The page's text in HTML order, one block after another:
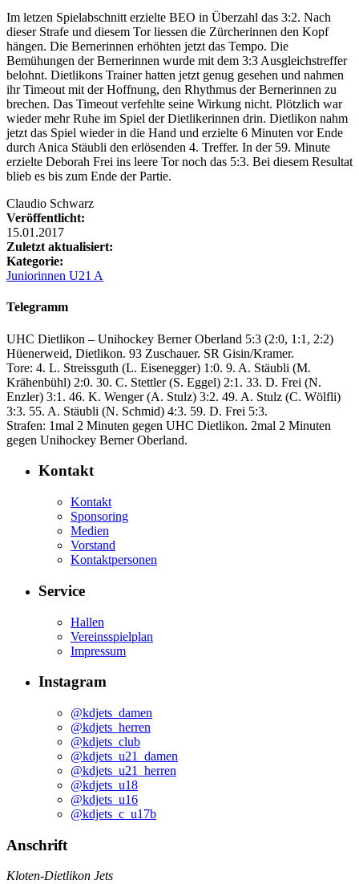
Im letzen Spielabschnitt erzielte BEO in Überzahl das 3:2. Nach
dieser Strafe und diesem Tor liessen die Zürcherinnen den Kopf
hängen. Die Bernerinnen erhöhten jetzt das Tempo. Die
Bemühungen der Bernerinnen wurde mit dem 3:3 Ausgleichstreffer
belohnt. Dietlikons Trainer hatten jetzt genug gesehen und nahmen
ihr Timeout mit der Hoffnung, den Rhythmus der Bernerinnen zu
brechen. Das Timeout verfehlte seine Wirkung nicht. Plötzlich war
wieder mehr Ruhe im Spiel der Dietlikerinnen drin. Dietlikon nahm
jetzt das Spiel wieder in die Hand und erzielte 6 Minuten vor Ende
durch Anica Stäubli den erlösenden 4. Treffer. In der 59. Minute
erzielte Deborah Frei ins leere Tor noch das 5:3. Bei diesem Resultat
blieb es bis zum Ende der Partie.
Claudio Schwarz
Veröffentlicht:
15.01.2017
Zuletzt aktualisiert:
Kategorie:
Juniorinnen U21 A
Telegramm
UHC Dietlikon – Unihockey Berner Oberland 5:3 (2:0, 1:1, 2:2)
Hüenerweid, Dietlikon. 93 Zuschauer. SR Gisin/Kramer.
Tore: 4. L. Streissguth (L. Eisenegger) 1:0. 9. A. Stäubli (M.
Krähenbühl) 2:0. 30. C. Stettler (S. Eggel) 2:1. 33. D. Frei (N.
Enzler) 3:1. 46. K. Wenger (A. Stulz) 3:2. 49. A. Stulz (C. Wölfli)
3:3. 55. A. Stäubli (N. Schmid) 4:3. 59. D. Frei 5:3.
Strafen: 1mal 2 Minuten gegen UHC Dietlikon. 2mal 2 Minuten
gegen Unihockey Berner Oberland.
Kontakt
Kontakt
Sponsoring
Medien
Vorstand
Kontaktpersonen
Service
Hallen
Vereinsspielplan
Impressum
Instagram
@kdjets_damen
@kdjets_herren
@kdjets_club
@kdjets_u21_damen
@kdjets_u21_herren
@kdjets_u18
@kdjets_u16
@kdjets_c_u17b
Anschrift
Kloten-Dietlikon Jets